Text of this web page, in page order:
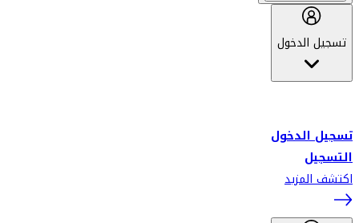
تسجيل الدخول
تسجيل الدخول
التسجيل
اكتشف المزيد